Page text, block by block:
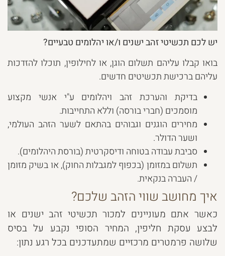
יש לכם תכשיטי זהב ישנים ו/או יהלומים טבעיים?
בואו קבלו עליהם תשלום הוגן, או לחילופין, תוכלו להזדכות
עליהם ברכישת תכשיטים חדשים.
בדיקת והערכת זהב ויהלומים ע"י אנשי מקצוע
מוסמכים (חברי בורסה) וללא התחייבות.
מחירים הוגנים וגבוהים בהתאם לשער הזהב העולמי,
ושער הדולר.
סביבת עבודה בטוחה ודיסקרטית (בורסת היהלומים).
תשלום במזומן (בכפוף למגבלות החוק), או בשיק מזומן
/ העברה בנקאית.
איך מחושב שווי הזהב שלכם?
כאשר אתם מעוניינים למכור תכשיטי זהב ישנים או
לבצע עסקת חליפין, המחיר הסופי נקבע על בסיס
שלושה פרמטרים מרכזיים שמתעדכנים בכל רגע נתון: